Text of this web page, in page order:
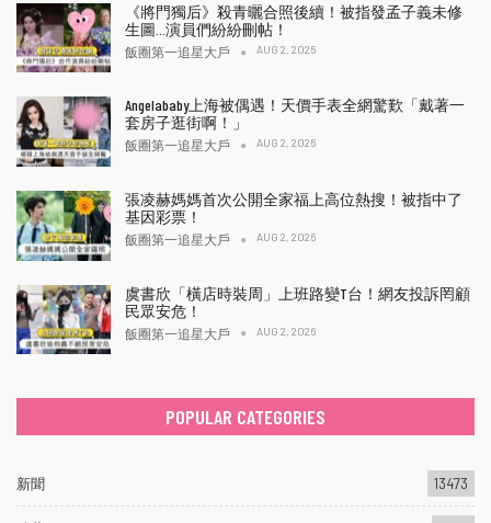
《將門獨后》殺青曬合照後續！被指發孟子義未修
生圖…演員們紛紛刪帖！
飯圈第一追星大戶 AUG 2, 2026
Angelababy上海被偶遇！天價手表全網驚歎「戴著一
套房子逛街啊！」
飯圈第一追星大戶 AUG 2, 2026
張凌赫媽媽首次公開全家福上高位熱搜！被指中了
基因彩票！
飯圈第一追星大戶 AUG 2, 2026
虞書欣「橫店時裝周」上班路變T台！網友投訴罔顧
民眾安危！
飯圈第一追星大戶 AUG 2, 2026
POPULAR CATEGORIES
新聞 13473